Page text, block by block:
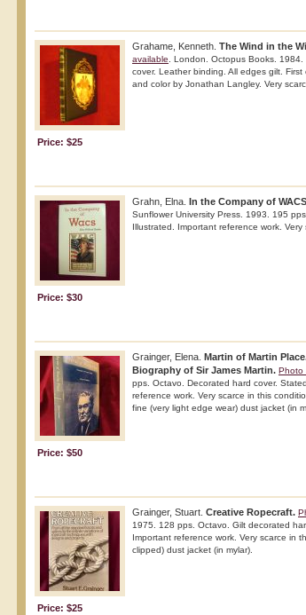
Grahame, Kenneth. The Wind in the
available . London. Octopus Books.
cover. Leather binding. All edges gilt.
and color by Jonathan Langley. Very
Price: $25
Grahn, Elna. In the Company of
Sunflower University Press. 1993. 195
Illustrated. Important reference work.
Price: $30
Grainger, Elena. Martin of Martin
Biography of Sir James Martin. Photo
pps. Octavo. Decorated hard cover.
reference work. Very scarce in this
fine (very light edge wear) dust jacket (in
Price: $50
Grainger, Stuart. Creative Ropecraft.
1975. 128 pps. Octavo. Gilt decorated
Important reference work. Very scarce in
clipped) dust jacket (in mylar).
Price: $25